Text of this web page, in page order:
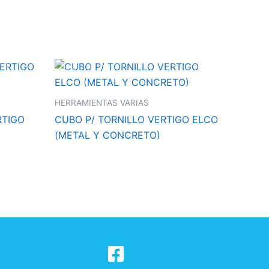
HERRAMIENTAS VARIAS
CUBO P/ TORNILLO VERTIGO ELCO
(METAL Y CONCRETO)